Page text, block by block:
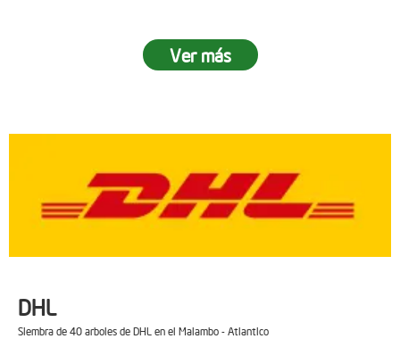
Ver más
DHL
Siembra de 40 arboles de DHL en el Malambo - Atlantico